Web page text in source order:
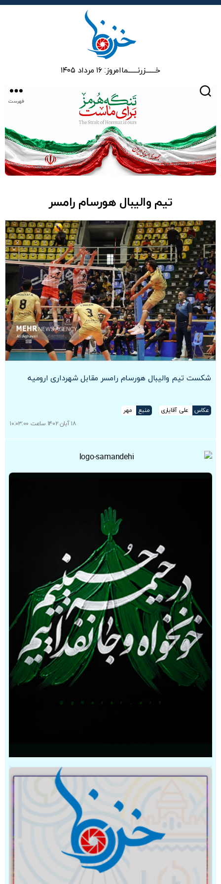
خـــــــزرنـــــــماامروز: ۱۶ مرداد ۱۴۰۵
فهرست
تیم‌ والیبال هورسام رامسر
شکست تیم‌ والیبال هورسام رامسر مقابل شهرداری ارومیه
عکاس علی آقایاری منبع
مهر
۱۸ آبان ۱۴۰۲ ساعت ۱۰:۰۳:۰۰